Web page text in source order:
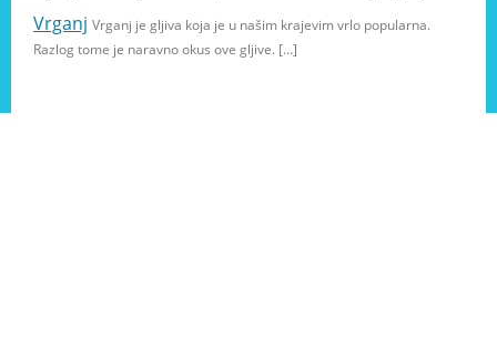
Vrganj Vrganj je gljiva koja je u našim krajevim vrlo popularna.
Razlog tome je naravno okus ove gljive. […]